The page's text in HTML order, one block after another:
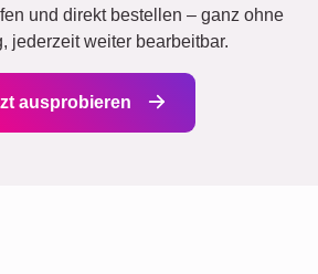
und direkt bestellen – ganz ohne
jederzeit weiter bearbeitbar.
ausprobieren